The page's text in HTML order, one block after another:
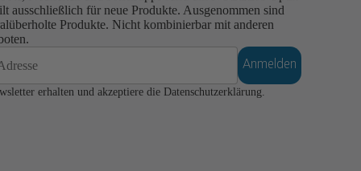
ausschließlich für neue Produkte. Ausgenommen sind
Produkte. Nicht kombinierbar mit anderen
Anmelden
erhalten und akzeptiere die Datenschutzerklärung.